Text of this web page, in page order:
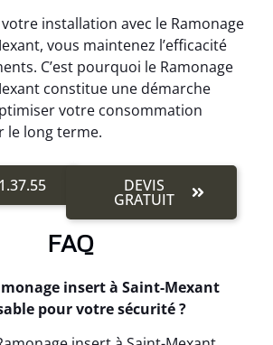
installation avec le Ramonage
vous maintenez l’efficacité
C’est pourquoi le Ramonage
constitue une démarche
votre consommation
le long terme.
DEVIS
GRATUIT
FAQ
insert à Saint-Mexant
pour votre sécurité ?